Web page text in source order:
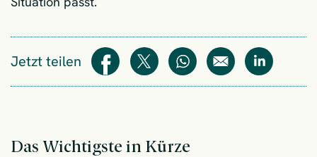
Jetzt teilen Teilen Teilen WhatsAppE-Mail Teilen
Das Wichtigste in Kürze